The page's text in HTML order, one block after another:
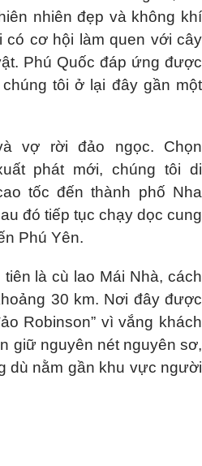
nhiên đẹp và không khí
có cơ hội làm quen với cây
Phú Quốc đáp ứng được
tôi ở lại đây gần một
vợ rời đảo ngọc. Chọn
phát mới, chúng tôi di
tốc đến thành phố Nha
đó tiếp tục chạy dọc cung
Phú Yên.
là cù lao Mái Nhà, cách
30 km. Nơi đây được
Robinson” vì vắng khách
giữ nguyên nét nguyên sơ,
dù nằm gần khu vực người